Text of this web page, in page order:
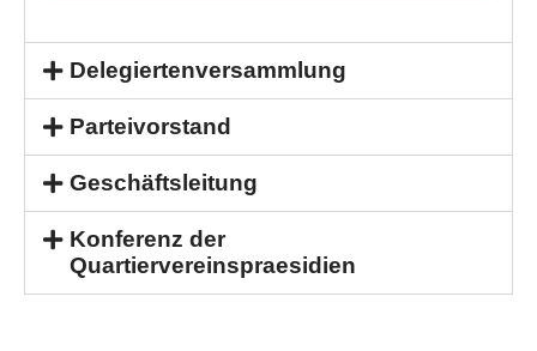
Delegiertenversammlung
Parteivorstand
Geschäftsleitung
Konferenz der
Quartiervereinspraesidien